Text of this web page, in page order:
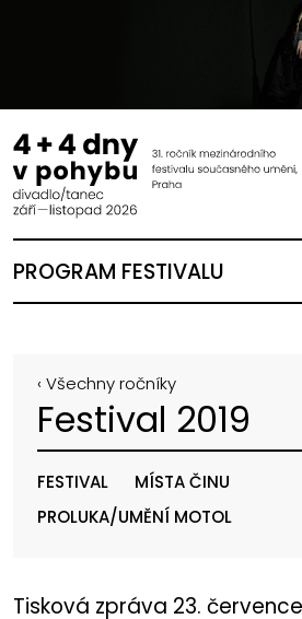
PROGRAM FESTIVALU
‹ Všechny ročníky
Festival 2019
FESTIVAL
MÍSTA ČINU
PROLUKA/UMĚNÍ MOTOL
Tisková zpráva 23.